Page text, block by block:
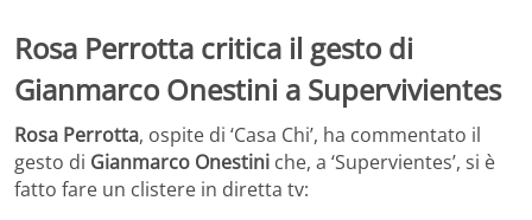
Rosa Perrotta critica il gesto di
Gianmarco Onestini a Supervivientes
Rosa Perrotta, ospite di ‘Casa Chi’, ha commentato il
gesto di Gianmarco Onestini che, a ‘Supervientes’, si è
fatto fare un clistere in diretta tv: